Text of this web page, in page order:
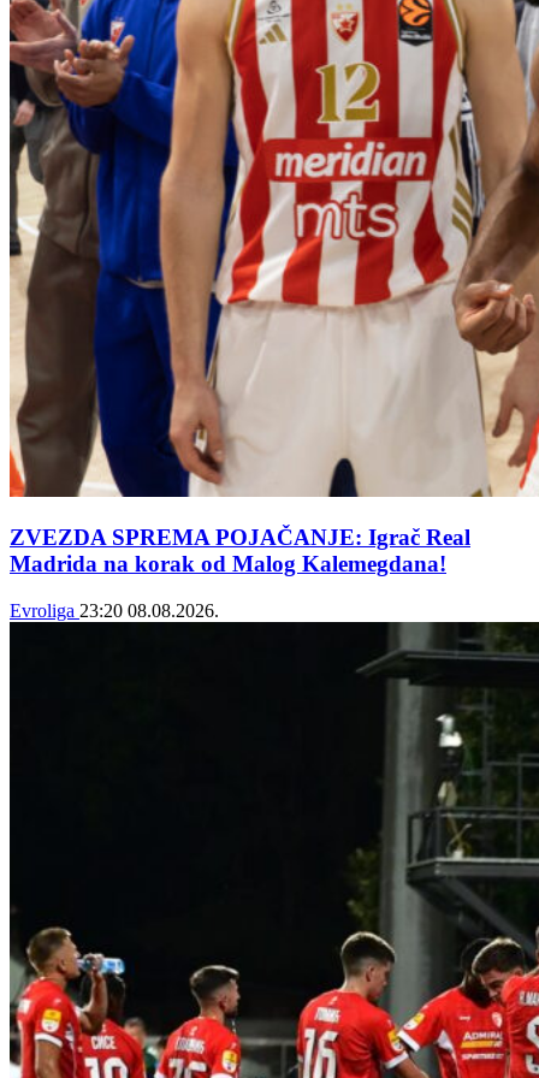
ZVEZDA SPREMA POJAČANJE: Igrač Real
Madrida na korak od Malog Kalemegdana!
Evroliga 23:20 08.08.2026.